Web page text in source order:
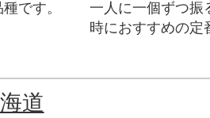
です。
一人に一個ずつ振
時におすすめの定
道